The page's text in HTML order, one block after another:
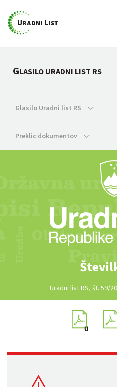
GLASILO URADNI LIST RS
Glasilo Uradni list RS
Preklic dokumentov
Uradni list RS, št. 59/